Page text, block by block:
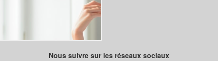
Nous suivre sur les réseaux sociaux